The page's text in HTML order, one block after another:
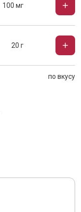
100 мг
20 г
по вкусу